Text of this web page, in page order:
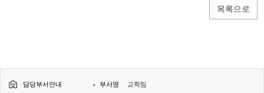
목록으로
담당부서안내 부서명
교학팀